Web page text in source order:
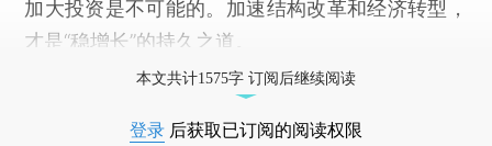
加大投资是不可能的。加速结构改革和经济转型，
才是“稳增长”的持久之道。
本文共计1575字 订阅后继续阅读
登录 后获取已订阅的阅读权限